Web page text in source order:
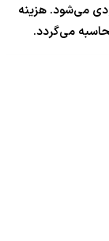
می‌شود. هزینه
می‌گردد.